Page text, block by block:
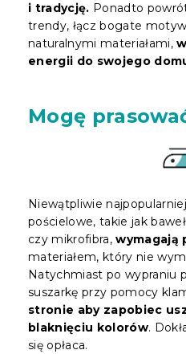
i tradycję. Ponadto
trendy, łącz bogate
naturalnymi materiałami,
energii do swojego
Mogę
Niewątpliwie
pościelowe, takie jak
czy mikrofibra,wymagają
materiałem, który nie
Natychmiast po wypraniu
suszarkę przy pomocy
stronie aby zapobiec
blaknięciu kolorów.
się opłaca.